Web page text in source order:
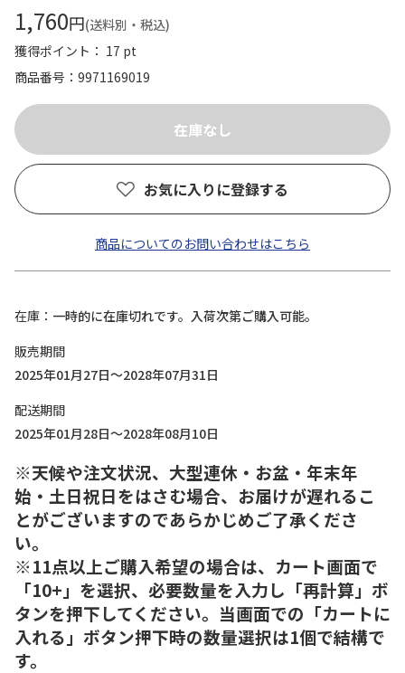
1,760円(送料別・税込)
獲得ポイント： 17 pt
商品番号
9971169019
お気に入りに登録する
商品についてのお問い合わせはこちら
在庫
一時的に在庫切れです。入荷次第ご購入可能。
販売期間
2025年01月27日～2028年07月31日
配送期間
2025年01月28日～2028年08月10日
※天候や注文状況、大型連休・お盆・年末年
始・土日祝日をはさむ場合、お届けが遅れるこ
とがございますのであらかじめご了承くださ
い。
※11点以上ご購入希望の場合は、カート画面で
「10+」を選択、必要数量を入力し「再計算」ボ
タンを押下してください。当画面での「カートに
入れる」ボタン押下時の数量選択は1個で結構で
す。